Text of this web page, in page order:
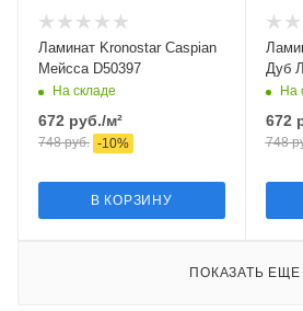
Ламинат Kronostar Caspian
Мейсса D50397
На складе
672 руб./м²
748руб. -10%
В КОРЗИНУ
Дуб
На
672
748
ПОКАЗАТЬ ЕЩЕ